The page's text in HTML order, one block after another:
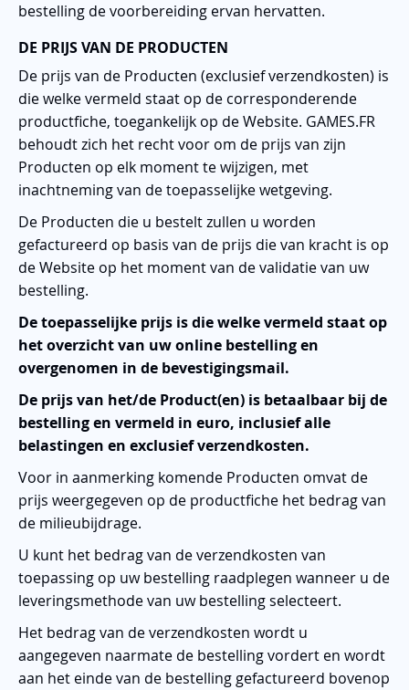
bestelling de voorbereiding ervan hervatten.
DE PRIJS VAN DE PRODUCTEN
De prijs van de Producten (exclusief verzendkosten) is
die welke vermeld staat op de corresponderende
productfiche, toegankelijk op de Website. GAMES.FR
behoudt zich het recht voor om de prijs van zijn
Producten op elk moment te wijzigen, met
inachtneming van de toepasselijke wetgeving.
De Producten die u bestelt zullen u worden
gefactureerd op basis van de prijs die van kracht is op
de Website op het moment van de validatie van uw
bestelling.
De toepasselijke prijs is die welke vermeld staat op
het overzicht van uw online bestelling en
overgenomen in de bevestigingsmail.
De prijs van het/de Product(en) is betaalbaar bij de
bestelling en vermeld in euro, inclusief alle
belastingen en exclusief verzendkosten.
Voor in aanmerking komende Producten omvat de
prijs weergegeven op de productfiche het bedrag van
de milieubijdrage.
U kunt het bedrag van de verzendkosten van
toepassing op uw bestelling raadplegen wanneer u de
leveringsmethode van uw bestelling selecteert.
Het bedrag van de verzendkosten wordt u
aangegeven naarmate de bestelling vordert en wordt
aan het einde van de bestelling gefactureerd bovenop